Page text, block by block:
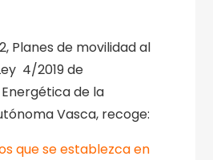
Planes de movilidad al
4/2019 de
de la
Vasca, recoge:
que se establezca en